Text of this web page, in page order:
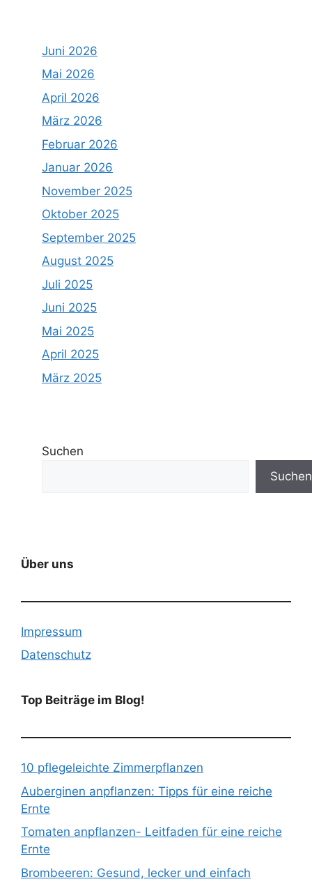
Juni 2026
Mai 2026
April 2026
März 2026
Februar 2026
Januar 2026
November 2025
Oktober 2025
September 2025
August 2025
Juli 2025
Juni 2025
Mai 2025
April 2025
März 2025
Suchen
Suchen
Über uns
Impressum
Datenschutz
Top Beiträge im Blog!
10 pflegeleichte Zimmerpflanzen
Auberginen anpflanzen: Tipps für eine reiche
Ernte
Tomaten anpflanzen- Leitfaden für eine reiche
Ernte
Brombeeren: Gesund, lecker und einfach